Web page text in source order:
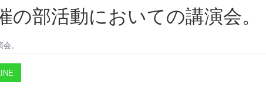
の部活動においての講演会。
。